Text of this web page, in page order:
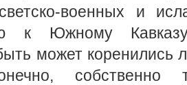
военных и
к Южному
может коренились
собственно